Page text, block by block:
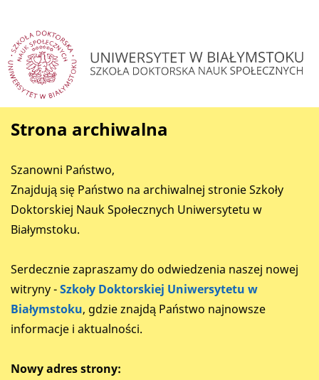
Strona archiwalna
Szanowni Państwo,
Znajdują się Państwo na archiwalnej stronie Szkoły
Doktorskiej Nauk Społecznych Uniwersytetu w
Białymstoku.
Serdecznie zapraszamy do odwiedzenia naszej nowej
witryny -Szkoły Doktorskiej Uniwersytetu w
Białymstoku, gdzie znajdą Państwo najnowsze
informacje i aktualności.
Nowy adres strony: